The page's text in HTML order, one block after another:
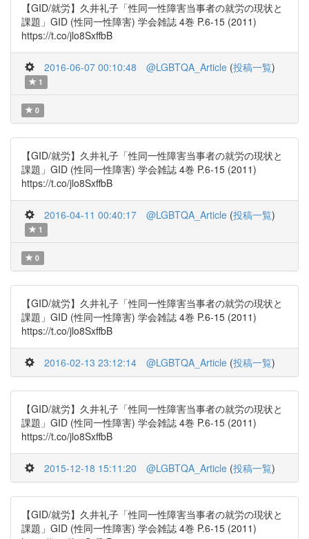
【GID/就労】久井礼子「性同一性障害当事者の就労の現状と
課題」GID (性同一性障害) 学会雑誌 4巻 P.6-15 (2011)
https://t.co/jlo8SxffbB
2016-06-07 00:10:48 @LGBTQA_Article (投稿一覧)
1
0
【GID/就労】久井礼子「性同一性障害当事者の就労の現状と
課題」GID (性同一性障害) 学会雑誌 4巻 P.6-15 (2011)
https://t.co/jlo8SxffbB
2016-04-11 00:40:17 @LGBTQA_Article (投稿一覧)
1
0
【GID/就労】久井礼子「性同一性障害当事者の就労の現状と
課題」GID (性同一性障害) 学会雑誌 4巻 P.6-15 (2011)
https://t.co/jlo8SxffbB
2016-02-13 23:12:14 @LGBTQA_Article (投稿一覧)
【GID/就労】久井礼子「性同一性障害当事者の就労の現状と
課題」GID (性同一性障害) 学会雑誌 4巻 P.6-15 (2011)
https://t.co/jlo8SxffbB
2015-12-18 15:11:20 @LGBTQA_Article (投稿一覧)
【GID/就労】久井礼子「性同一性障害当事者の就労の現状と
課題」GID (性同一性障害) 学会雑誌 4巻 P.6-15 (2011)